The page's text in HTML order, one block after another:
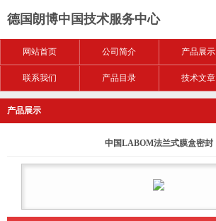
德国朗博中国技术服务中心
网站首页 公司简介 产品展示
联系我们 产品目录 技术文章
产品展示
中国LABOM法兰式膜盒密封